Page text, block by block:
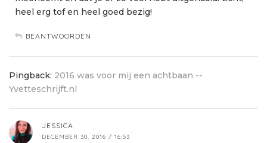
heel erg tof en heel goed bezig!
BEANTWOORDEN
Pingback: 2016 was voor mij een achtbaan --
Yvetteschrijft.nl
JESSICA
DECEMBER 30, 2016 / 16:53